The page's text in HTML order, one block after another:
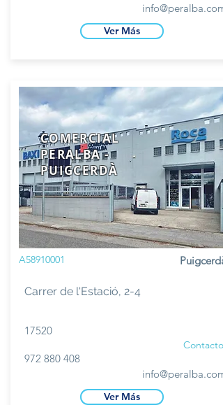
info@peralba.com
Ver Más
COMERCIAL
PERALBA -
PUIGCERDÀ
A58910001 Puigcerdà
Carrer de l'Estació, 2-4
17520
Contacto
972 880 408
info@peralba.com
Ver Más